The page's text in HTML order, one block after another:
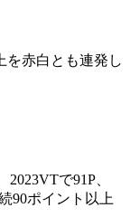
を赤白とも連発し
で91P、
90ポイント以上